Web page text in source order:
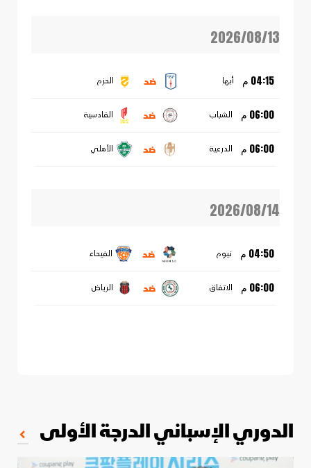
2026/08/13
04:15 م أبها ضد الحزم
06:00 م الشباب ضد القادسية
06:00 م الدرعية ضد الأهلي
2026/08/14
04:50 م نيوم ضد الفيحاء
06:00 م الاتفاق ضد الرياض
الدوري الإسباني الدرجة الأولى